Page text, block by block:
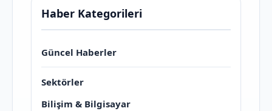
Haber Kategorileri
Güncel Haberler
Sektörler
Bilişim & Bilgisayar